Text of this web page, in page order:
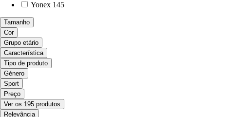
Yonex 145
Tamanho
Cor
Grupo etário
Característica
Tipo de produto
Género
Sport
Preço
Ver os 195 produtos
Relevância